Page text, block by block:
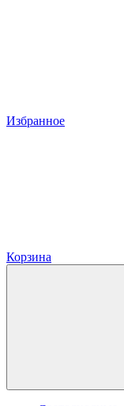
Избранное
Корзина